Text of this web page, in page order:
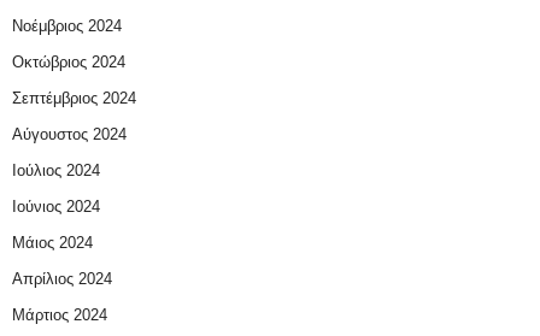
Νοέμβριος 2024
Οκτώβριος 2024
Σεπτέμβριος 2024
Αύγουστος 2024
Ιούλιος 2024
Ιούνιος 2024
Μάιος 2024
Απρίλιος 2024
Μάρτιος 2024